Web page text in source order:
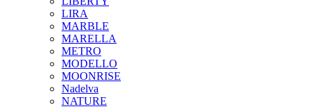
LIRA
MARBLE
MARELLA
METRO
MODELLO
MOONRISE
Nadelva
NATURE